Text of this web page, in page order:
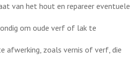
van het hout en repareer eventuele
om oude verf of lak te
afwerking, zoals vernis of verf, die